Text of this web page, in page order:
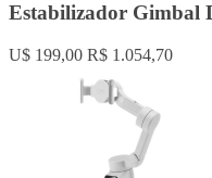
Estabilizador Gimbal
U$ 199,00 R$ 1.054,70